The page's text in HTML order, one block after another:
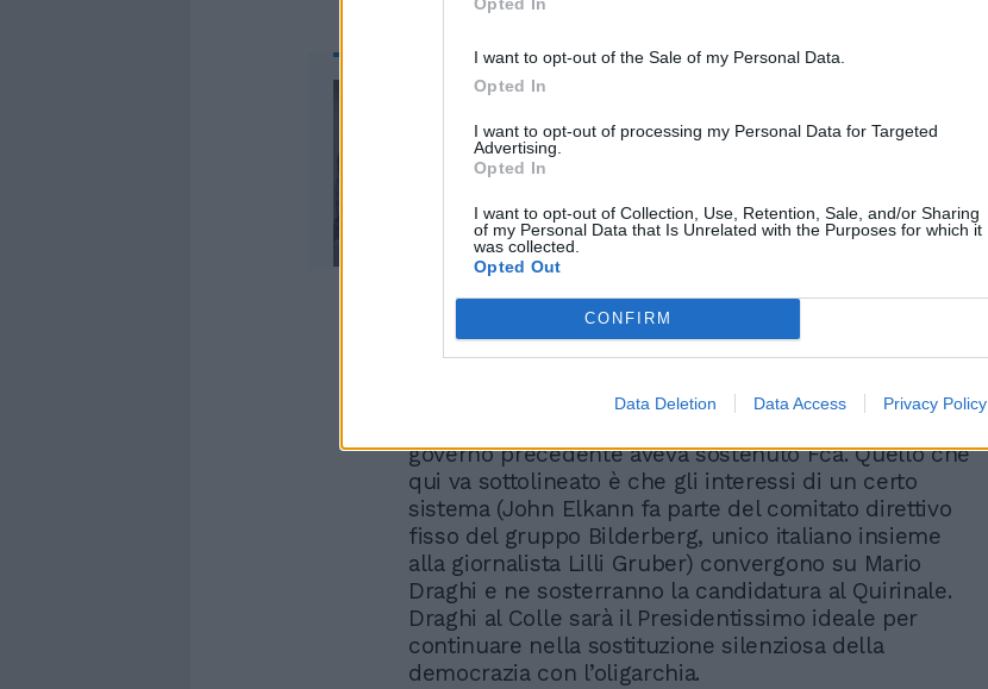
I want to opt-out of the Sale of my Personal Data.
Opted In
I want to opt-out of processing my Personal Data for Targeted
Advertising.
Opted In
I want to opt-out of Collection, Use, Retention, Sale, and/or Sharing
of my Personal Data that Is Unrelated with the Purposes for which it
was collected.
Opted Out
CONFIRM
Data Deletion Data Access Privacy Policy
Gli inglesi si arrendono:
ecco il loro elogio
In poche parole l’Economist è degli Elkann, i quali in
l’Espresso. Tralascio il dettaglio che la Exor sia una
governo precedente aveva sostenuto Fca. Quello che
qui va sottolineato è che gli interessi di un certo
sistema (John Elkann fa parte del comitato direttivo
fisso del gruppo Bilderberg, unico italiano insieme
alla giornalista Lilli Gruber) convergono su Mario
Draghi e ne sosterranno la candidatura al Quirinale.
Draghi al Colle sarà il Presidentissimo ideale per
continuare nella sostituzione silenziosa della
democrazia con l’oligarchia.